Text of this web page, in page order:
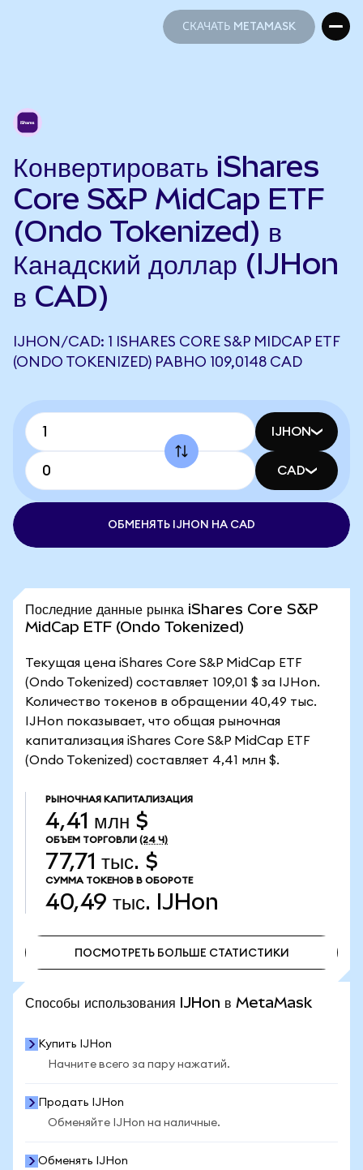
СКАЧАТЬ METAMASK
Конвертировать iShares
Core S&P MidCap ETF
(Ondo Tokenized) в
Канадский доллар (IJHon
в CAD)
IJHON/CAD: 1 ISHARES CORE S&P MIDCAP ETF
(ONDO TOKENIZED) РАВНО 109,0148 CAD
IJHON
CAD
ОБМЕНЯТЬ IJHON НА CAD
Последние данные рынка iShares Core S&P
MidCap ETF (Ondo Tokenized)
Текущая цена iShares Core S&P MidCap ETF
(Ondo Tokenized) составляет 109,01 $ за IJHon.
Количество токенов в обращении 40,49 тыс.
IJHon показывает, что общая рыночная
капитализация iShares Core S&P MidCap ETF
(Ondo Tokenized) составляет 4,41 млн $.
РЫНОЧНАЯ КАПИТАЛИЗАЦИЯ
4,41 млн $
ОБЪЕМ ТОРГОВЛИ (24 Ч)
77,71 тыс. $
СУММА ТОКЕНОВ В ОБОРОТЕ
40,49 тыс. IJHon
ПОСМОТРЕТЬ БОЛЬШЕ СТАТИСТИКИ
Способы использования IJHon в MetaMask
Купить IJHon
Начните всего за пару нажатий.
Продать IJHon
Обменяйте IJHon на наличные.
Обменять IJHon